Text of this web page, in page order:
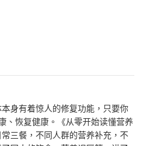
身有着惊人的修复功能，只要你
恢复健康。《从零开始读懂营养
三餐，不同人群的营养补充，不